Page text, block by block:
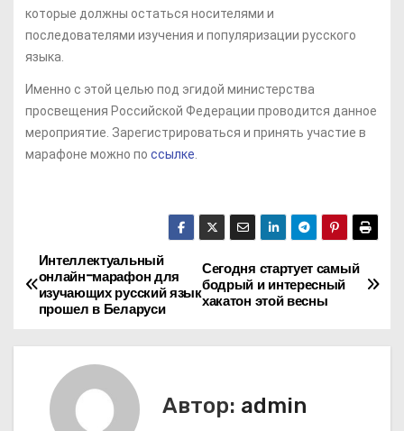
которые должны остаться носителями и
последователями изучения и популяризации русского
языка.
Именно с этой целью под эгидой министерства
просвещения Российской Федерации проводится данное
мероприятие. Зарегистрироваться и принять участие в
марафоне можно по ссылке.
Н
а
в
Сегодня стартует самый
бодрый и интересный
хакатон этой весны
Интеллектуальный
онлайн-марафон для
изучающих русский язык
прошел в Беларуси
Автор: admin